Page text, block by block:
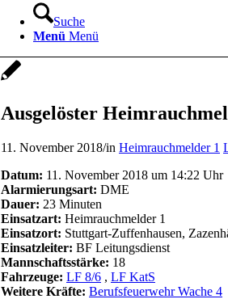
Suche
Menü Menü
Ausgelöster
11. November 2018/in Heimrauchmelder 1
Datum: 11. November 2018 um 14:22 Uhr
Alarmierungsart: DME
Dauer: 23 Minuten
Einsatzart: Heimrauchmelder 1
Einsatzort: Stuttgart-Zuffenhausen,
Einsatzleiter: BF Leitungsdienst
Mannschaftsstärke: 18
Fahrzeuge: LF 8/6 , LF KatS
Weitere Kräfte: Berufsfeuerwehr Wache 4